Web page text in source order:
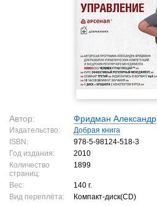
Автор: Фридман Александр
Издательство:
Добрая книга
ISBN:
978-5-98124-518-3
Год издания:
2010
Количество
страниц:
1899
Вес:
140 г.
Вид переплёта:
Компакт-диск(CD)